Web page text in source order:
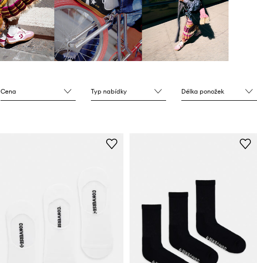
Cena Typ nabídky Délka ponožek